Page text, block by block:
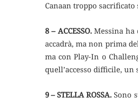
Canaan troppo
8 – ACCESSO.Messina ha
accadrà, ma non prima
ma con Play-In o
quell’accesso difficile, un
9 – STELLA ROSSA. Sono